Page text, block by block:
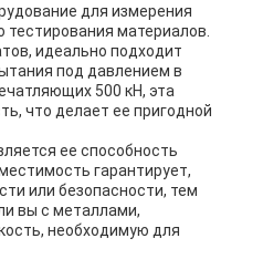
для измерения
материалов.
идеально подходит
под давлением в
500 кН, эта
что делает ее пригодной
ее способность
гарантирует,
или безопасности, тем
вы с металлами,
необходимую для